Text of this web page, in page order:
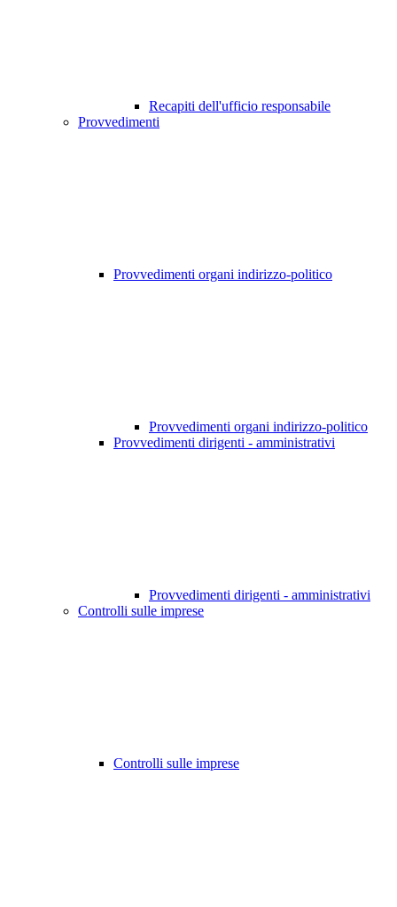
Recapiti dell'ufficio responsabile
Provvedimenti
Provvedimenti organi indirizzo-politico
Provvedimenti organi indirizzo-politico
Provvedimenti dirigenti - amministrativi
Provvedimenti dirigenti - amministrativi
Controlli sulle imprese
Controlli sulle imprese